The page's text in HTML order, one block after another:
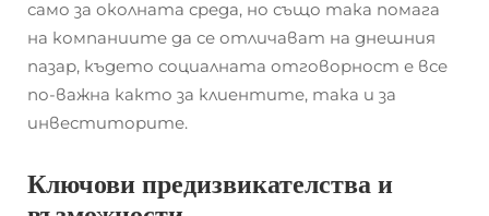
само за околната среда, но също така помага
на компаниите да се отличават на днешния
пазар, където социалната отговорност е все
по-важна както за клиентите, така и за
инвеститорите.
Ключови предизвикателства и